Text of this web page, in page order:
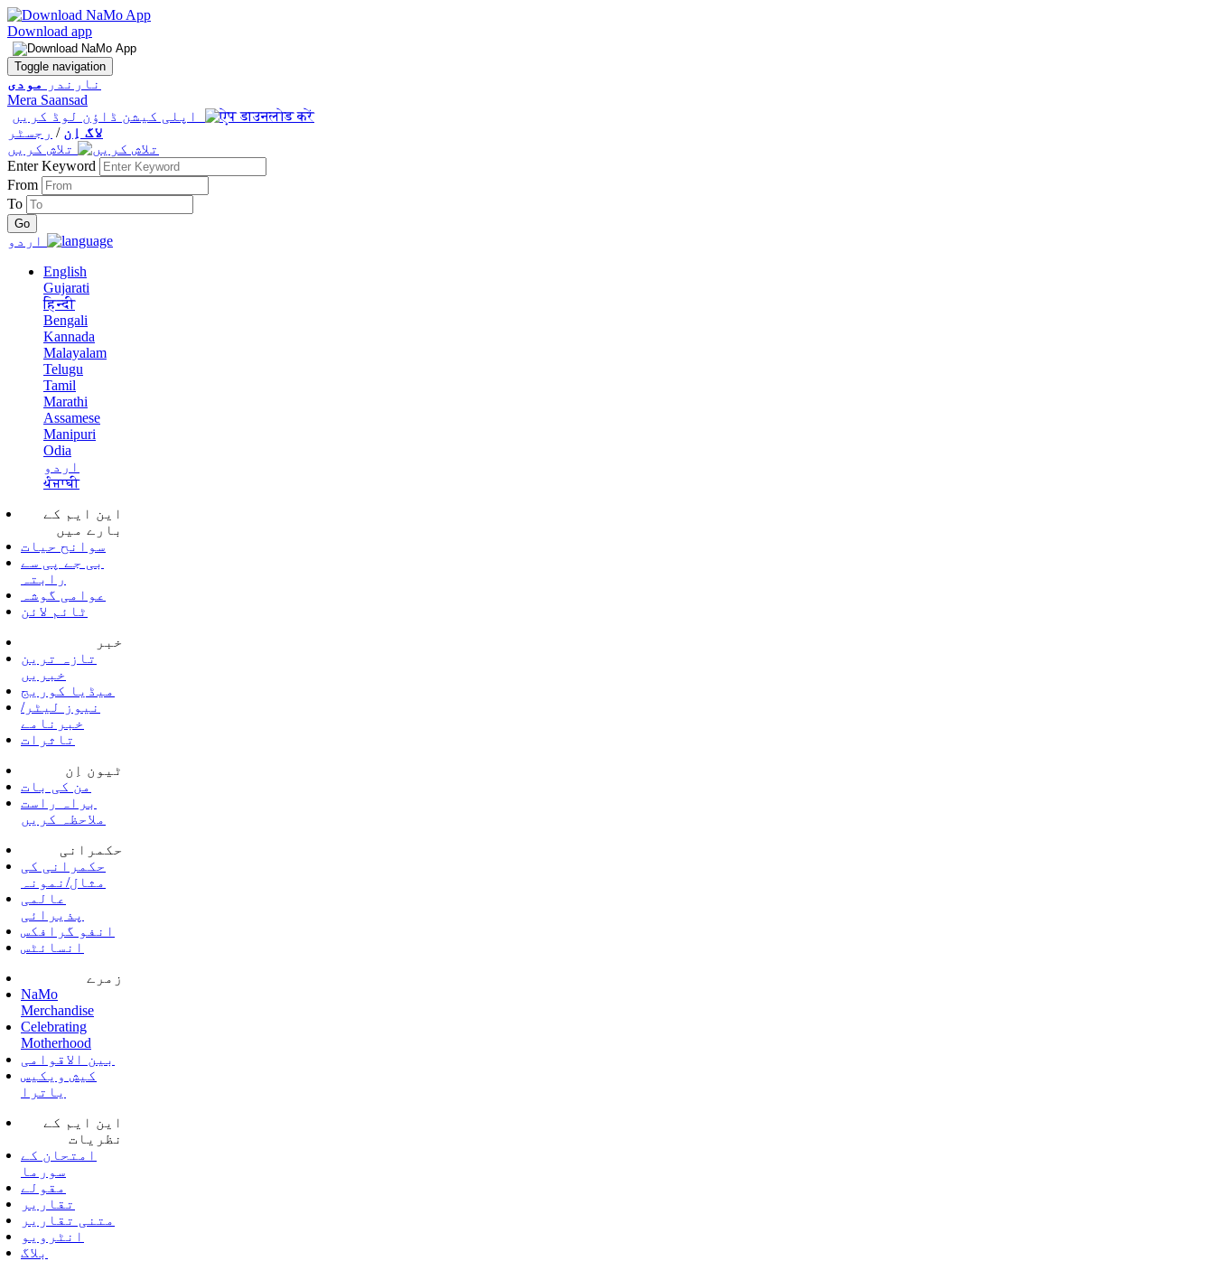
Download app
Toggle navigation
نارندر
مودی
Mera Saansad
اپلی کیشن ڈاؤن لوڈ کریں
لاگ اِن / رجسٹر
Enter Keyword
From
To
English
Gujarati
हिन्दी
Bengali
Kannada
Malayalam
Telugu
Tamil
Marathi
Assamese
Manipuri
Odia
اردو
ਪੰਜਾਬੀ
این ایم کے
بارے میں
سوانح حیات
بی جے پی سے
رابتہ
عوامی گوشہ
ٹائم لائن
خبر
تازہ ترین
خبریں
میڈیا کوریج
نیوز لیٹر/
خبرنامے
تاثرات
ٹیون اِن
من کی بات
براہ راست
ملاحظہ کریں
حکمرانی
حکمرانی کی
مثال/نمونہ
عالمی
پذیرائی
انفو گرافکس
انسائٹس
زمرے
NaMo
Merchandise
Celebrating
Motherhood
بین الاقوامی
کیش ویکیس
یاترا
این ایم کے
نظریات
امتحان کے
سورما
مقولے
تقاریر
متنی تقاریر
انٹرویو
بلاگ